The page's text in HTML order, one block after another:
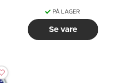
PÅ LAGER
Se vare